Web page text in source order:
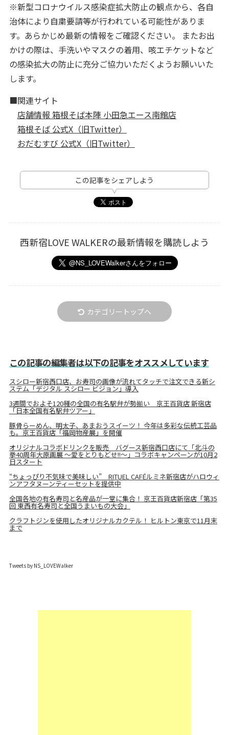
※新型コロナウイルス感染症拡大防止の観点から、各自
治体により自粛要請等が行われている可能性がありま
す。あらかじめ最新の情報をご確認ください。 またお出
かけの際は、手洗いやマスクの着用、咳エチケットなど
の感染拡大の防止に充分ご協力いただくようお願いいた
します。
■関連サイト
店舗情報 箱根そば本陣 小田急エース南館店
箱根そば 公式X（旧Twitter）
おだむすび 公式X（旧Twitter）
この記事をシェアしよう
西新宿LOVE WALKERの最新情報を購読しよう
カテゴリートップへ
この記事の編集者は以下の記事をオススメしています
スシロー新宿西口店、お寿司の画像が流れてタッチで注文できる新シ
ステム「デジタル スシロー ビジョン」導入
3週間でおよそ120種の全国の有名駅弁が勢揃い 京王百貨店 新宿店
「日本全国有名駅弁ツアー」
豚骨らーめん、明太子、あまおうスイーツ！ 今年は多彩な伝統工芸品
も。京王百貨店「福岡物産展」を開催
オリジナルコラボドリンクを販売 バグース新宿西口店にて「北斗の
拳40周年大原画展 ～愛をとりもどせ!!～」コラボキャンペーンが10月2
日スタート
“ちょっぴり不気味で美味しい” RITUEL CAFÉルミネ新宿店がハロウィ
ンアフタヌーンティーセットを提供中
全国各地の有名寿司と名産品が一堂に集合！ 京王百貨店新宿店「第35
回 東西有名寿司と全国うまいもの大会」
クラフトジンを使用したオリジナルカクテル！ ヒルトン東京で11月末
まで
Tweets by NS_LOVEWalker